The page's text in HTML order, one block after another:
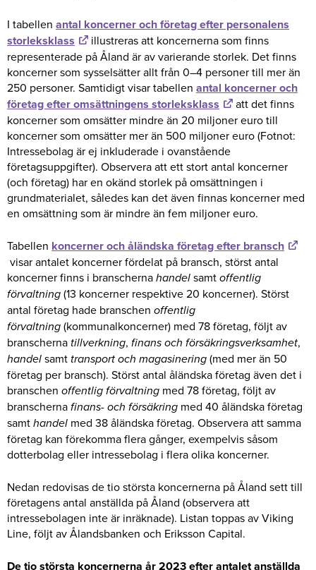
I tabellen antal koncerner och företag efter personalens
storleksklass
illustreras att koncernerna som finns
representerade på Åland är av varierande storlek. Det finns
koncerner som sysselsätter allt från 0–4 personer till mer än
250 personer. Samtidigt visar tabellen antal koncerner och
företag efter omsättningens storleksklass
att det finns
koncerner som omsätter mindre än 20 miljoner euro till
koncerner som omsätter mer än 500 miljoner euro (Fotnot:
Intressebolag är ej inkluderade i ovanstående
företagsuppgifter). Observera att ett stort antal koncerner
(och företag) har en okänd storlek på omsättningen i
grundmaterialet, således kan det även finnas koncerner med
en omsättning som är mindre än fem miljoner euro.
Tabellen koncerner och åländska företag efter bransch
visar antalet koncerner fördelat på bransch, störst antal
koncerner finns i branschernahandelsamtoffentlig
förvaltning(13 koncerner respektive 20 koncerner). Störst
antal företag hade branschen offentlig
förvaltning(kommunalkoncerner) med 78 företag, följt av
branschernatillverkning, finans och försäkringsverksamhet,
handelsamttransport och magasinering(med mer än 50
företag per bransch). Störst antal åländska företag även det i
branschen offentlig förvaltning med 78 företag, följt av
branschernafinans- och försäkring med 40 åländska företag
samthandel med 38 åländska företag. Observera att samma
företag kan förekomma flera gånger, exempelvis såsom
dotterbolag eller intressebolag i flera olika koncerner.
Nedan redovisas de tio största koncernerna på Åland sett till
företagens antal anställda på Åland (observera att
intressebolagen inte är inräknade). Listan toppas av Viking
Line, följt av Ålandsbanken och Eriksson Capital.
De tio största koncernerna år 2023 efter antalet anställda